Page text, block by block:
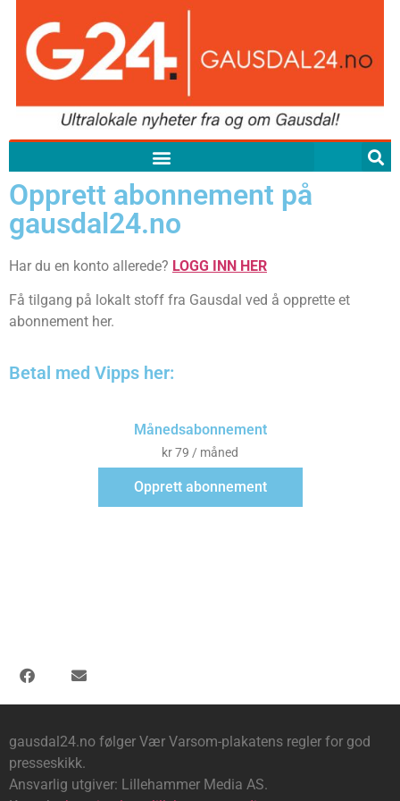
Opprett abonnement på
gausdal24.no
Har du en konto allerede? LOGG INN HER
Få tilgang på lokalt stoff fra Gausdal ved å opprette et
abonnement her.
Betal med Vipps her:
Månedsabonnement
kr79 / måned
Opprett abonnement
gausdal24.no følger Vær Varsom-plakatens regler for god
presseskikk.
Ansvarlig utgiver: Lillehammer Media AS.